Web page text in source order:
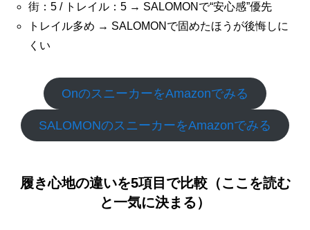
街：5 / トレイル：5 → SALOMONで“安心感”優先
トレイル多め → SALOMONで固めたほうが後悔しに
くい
OnのスニーカーをAmazonでみる
SALOMONのスニーカーをAmazonでみる
履き心地の違いを5項目で比較（ここを読む
と一気に決まる）